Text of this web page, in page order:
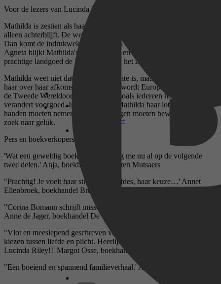
Disney+
Voor de lezers van Lucinda Riley en Santa Montefiore
Mathilda is zestien als haar moeder in 1931 plotseling sterft en ze
alleen achterblijft. De wereld zit vol gevaren voor een jong meisje.
Dan komt de indrukwekkende Agneta Lejongård in haar leven.
Agneta blijkt Mathilda's voogd te zijn en ze neemt haar mee naar het
prachtige landgoed de Leeuwenhof in het zuiden van Zweden.
Mathilda weet niet dat Agneta haar tante is, maar voordat Agneta
haar over haar afkomst kan vertellen, wordt Europa verscheurd door
de Tweede Wereldoorlog. Het leven zoals iedereen het kende
verandert voorgoed. In de chaos zal Mathilda haar lot in eigen
handen moeten nemen en nieuwe wegen moeten bewandelen op
zoek naar geluk.
Pers en boekverkopers
'Wat een geweldig boek, zeg! Verheug me nu al op de volgende
twee delen.' Anja, boekhandel Gianotten Mutsaers
"Prachtig! Je voelt haar strijd, haar liefdes, haar keuze…' Annet
Ellenbroek, boekhandel Bruna Ellenbroek
"Corina Bomann schrijft misschien nog mooier dan Lucinda Riley.'
Anne de Jager, boekhandel De Vries, Zierikzee
"Vlot en meeslepend geschreven verhaal over een vrouw die moet
kiezen tussen liefde en plicht. Heerlijk lezen voor de liefhebbers van
Lucinda Riley!!' Margot Osse, boekhandel De Omslag, Rosmalen
"Een boeiend en spannend familieverhaal.' Avrobode